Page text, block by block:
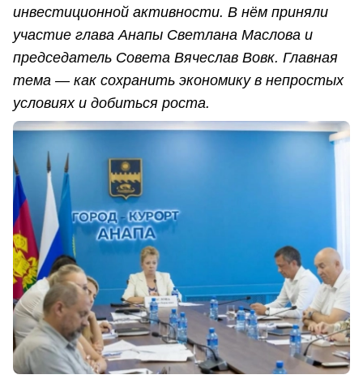
инвестиционной активности. В нём приняли
участие глава Анапы Светлана Маслова и
председатель Совета Вячеслав Вовк. Главная
тема — как сохранить экономику в непростых
условиях и добиться роста.